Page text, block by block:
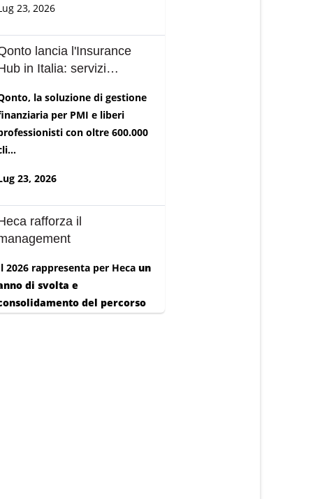
23, 2026
lancia l'Insurance
in Italia: servizi
e professionisti
la soluzione di gestione
per PMI e liberi
con oltre 600.000
23, 2026
rafforza il
2026 rappresenta per Heca un
di svolta e
del percorso